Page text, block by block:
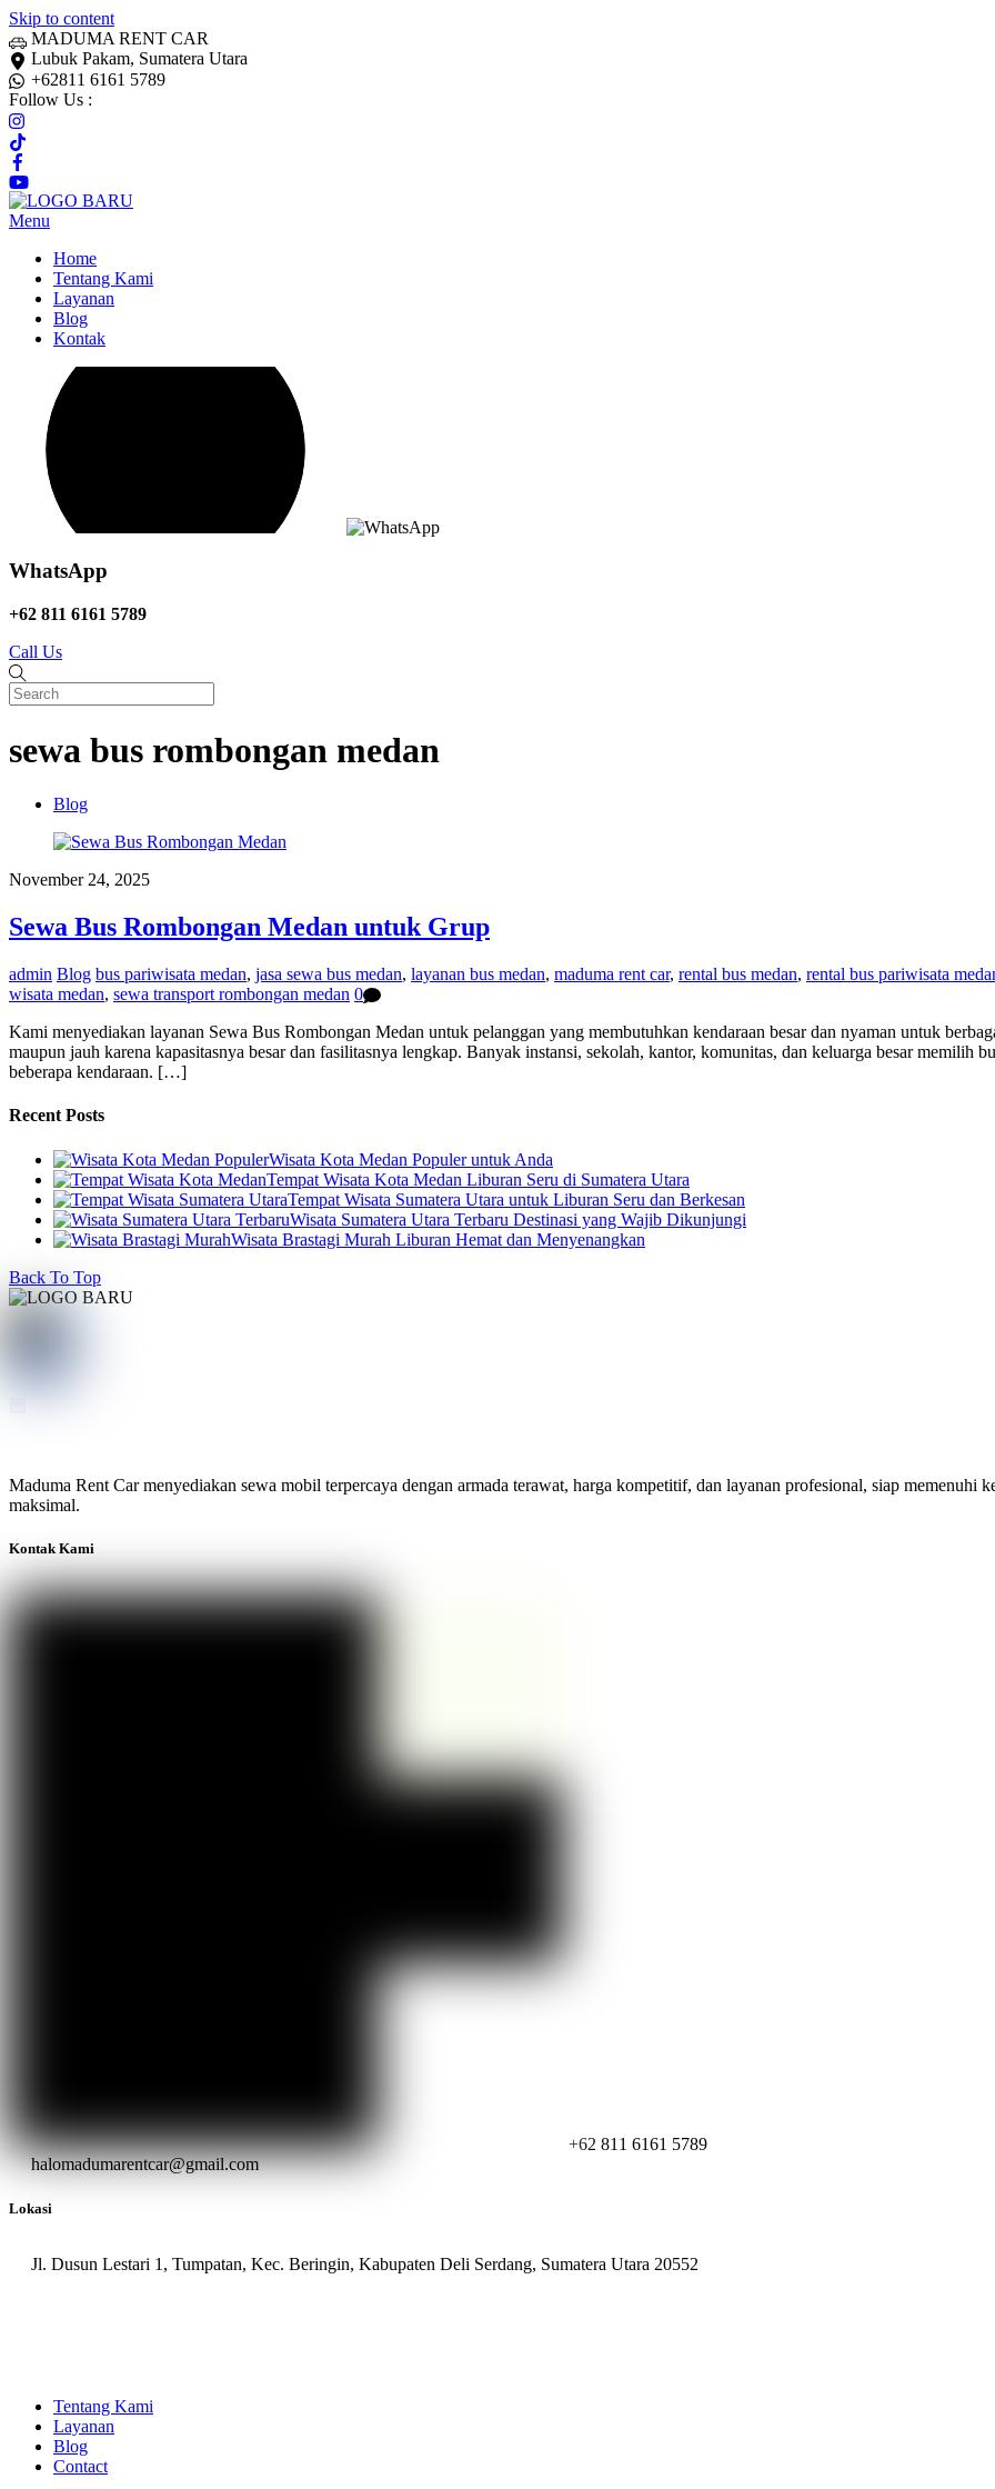
Skip to content
MADUMA RENT CAR
Lubuk Pakam, Sumatera Utara
+62811 6161 5789
Follow Us :
Menu
Home
Tentang Kami
Layanan
Blog
Kontak
WhatsApp
+62 811 6161 5789
Call Us
sewa bus rombongan medan
Blog
November 24, 2025
Sewa Bus Rombongan Medan untuk Grup
admin Blog bus pariwisata medan, jasa sewa bus medan, layanan bus medan, maduma rent car, rental bus medan, rental bus pariwisata
wisata medan, sewa transport rombongan medan 0
Kami menyediakan layanan Sewa Bus Rombongan Medan untuk pelanggan yang membutuhkan kendaraan besar dan nyaman untuk
maupun jauh karena kapasitasnya besar dan fasilitasnya lengkap. Banyak instansi, sekolah, kantor, komunitas, dan keluarga besar memilih
beberapa kendaraan. […]
Recent Posts
Wisata Kota Medan Populer untuk Anda
Tempat Wisata Kota Medan Liburan Seru di Sumatera Utara
Tempat Wisata Sumatera Utara untuk Liburan Seru dan Berkesan
Wisata Sumatera Utara Terbaru Destinasi yang Wajib Dikunjungi
Wisata Brastagi Murah Liburan Hemat dan Menyenangkan
Back To Top
Maduma Rent Car menyediakan sewa mobil terpercaya dengan armada terawat, harga kompetitif, dan layanan profesional, siap memenuhi
maksimal.
Kontak Kami
+62 811 6161 5789
halomadumarentcar@gmail.com
Lokasi
Jl. Dusun Lestari 1, Tumpatan, Kec. Beringin, Kabupaten Deli Serdang, Sumatera Utara 20552
Tentang Kami
Layanan
Blog
Contact